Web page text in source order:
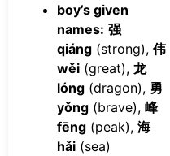
boy’s given
names: 强
qiáng (strong), 伟
wěi (great), 龙
lóng (dragon), 勇
yǒng (brave), 峰
fēng (peak), 海
hǎi (sea)